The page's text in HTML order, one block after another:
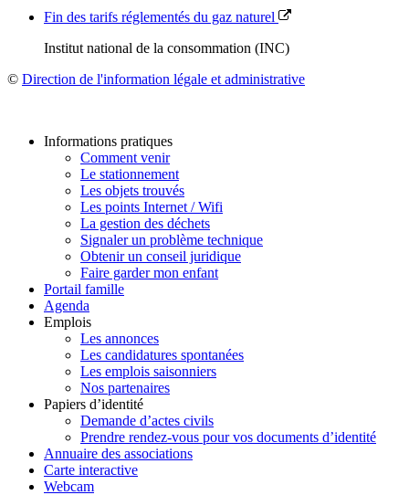
Fin des tarifs réglementés du gaz naturel
Institut national de la consommation (INC)
© Direction de l'information légale et administrative
Informations pratiques
Comment venir
Le stationnement
Les objets trouvés
Les points Internet / Wifi
La gestion des déchets
Signaler un problème technique
Obtenir un conseil juridique
Faire garder mon enfant
Portail famille
Agenda
Emplois
Les annonces
Les candidatures spontanées
Les emplois saisonniers
Nos partenaires
Papiers d’identité
Demande d’actes civils
Prendre rendez-vous pour vos documents d’identité
Annuaire des associations
Carte interactive
Webcam